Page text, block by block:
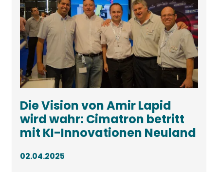
Die Vision von Amir Lapid
wird wahr: Cimatron betritt
mit KI-Innovationen Neuland
02.04.2025